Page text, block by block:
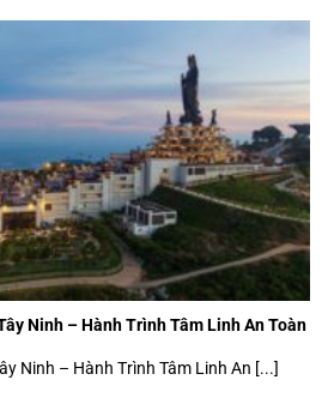
Ninh – Hành Trình Tâm Linh An Toàn
Ninh – Hành Trình Tâm Linh An [...]